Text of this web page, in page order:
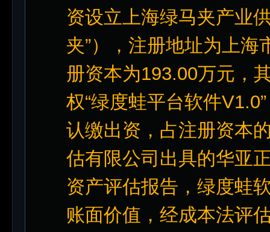
资设立上海绿马夹产业
夹”），注册地址为上
册资本为193.00万元，
权“绿度蛙平台软件
认缴出资，占注册资本
估有限公司出具的华亚
资产评估报告，绿度蛙
账面价值，经成本法评